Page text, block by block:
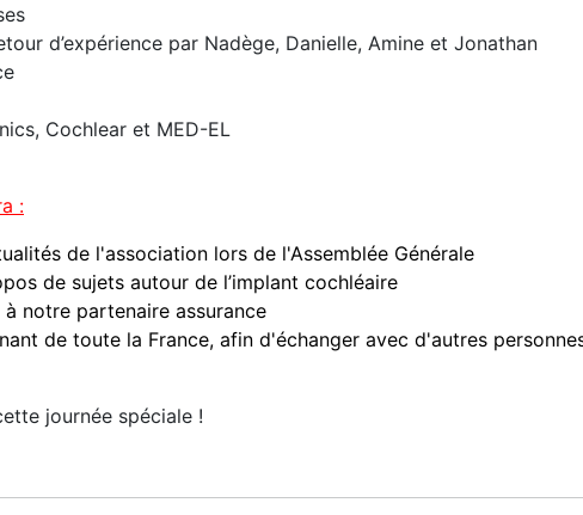
d’expérience par Nadège, Danielle, Amine et Jonathan
Cochlear et MED-EL
:
de l'association lors de l'Assemblée Générale
de sujets autour de l’implant cochléaire
notre partenaire assurance
de toute la France, afin d'échanger avec d'autres
journée spéciale !